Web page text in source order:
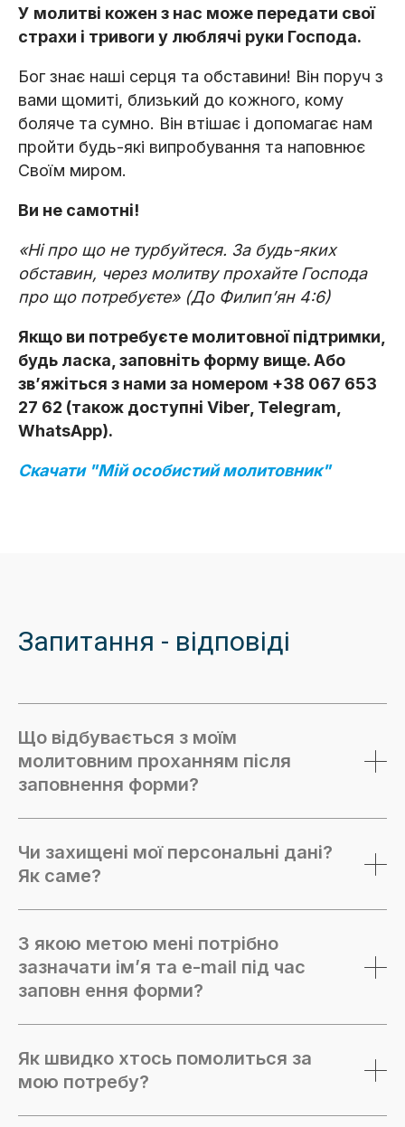
У молитві кожен з нас може передати свої
страхи і тривоги у люблячі руки Господа.
Бог знає наші серця та обставини! Він поруч з
вами щомиті, близький до кожного, кому
боляче та сумно. Він втішає і допомагає нам
пройти будь-які випробування та наповнює
Своїм миром.
Ви не самотні!
«Ні про що не турбуйтеся. За будь-яких
обставин, через молитву прохайте Господа
про що потребуєте» (До Филип’ян 4:6)
Якщо ви потребуєте молитовної підтримки,
будь ласка, заповніть форму вище. Або
зв’яжіться з нами за номером +38 067 653
27 62 (також доступні Viber, Telegram,
WhatsApp).
Скачати "Мій особистий молитовник"
Запитання - відповіді
Що відбувається з моїм
молитовним проханням після
заповнення форми?
Чи захищені мої персональні дані?
Як саме?
З якою метою мені потрібно
зазначати імʼя та e-mail під час
заповн ення форми?
Як швидко хтось помолиться за
мою потребу?